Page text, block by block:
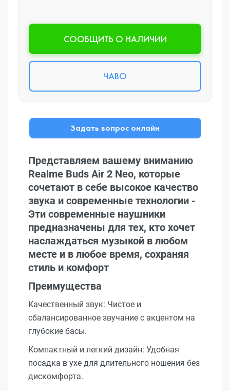
CООБЩИТЬ О НАЛИЧИИ
ЧАВО
Задать вопрос онлайн
Представляем вашему вниманию
Realme Buds Air 2 Neo, которые
сочетают в себе высокое качество
звука и современные технологии -
Эти современные наушники
предназначены для тех, кто хочет
наслаждаться музыкой в любом
месте и в любое время, сохраняя
стиль и комфорт
Преимущества
Качественный звук: Чистое и
сбалансированное звучание с акцентом на
глубокие басы.
Компактный и легкий дизайн: Удобная
посадка в ухе для длительного ношения без
дискомфорта.